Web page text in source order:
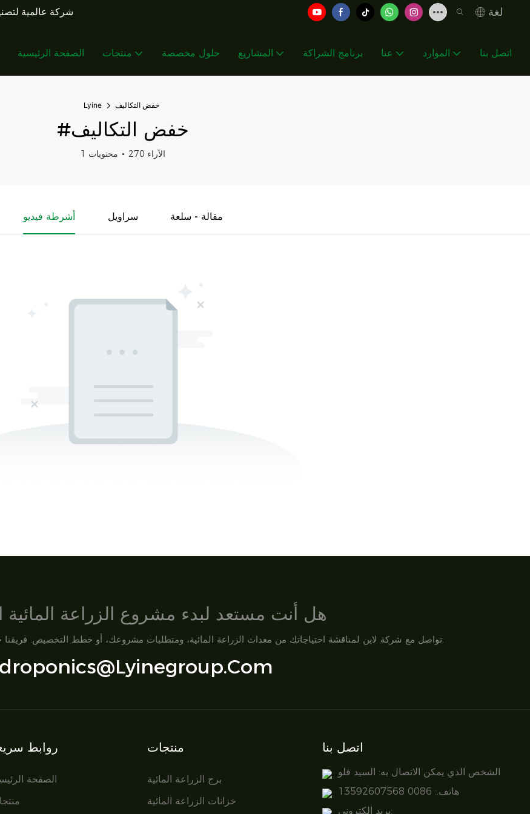
شركة عالمية لغة
الصفحة الرئيسية منتجات حلول مخصصة المشاريع برنامج الشراكة عنا الموارد اتصل بنا
Lyine خفض التكاليف
#خفض التكاليف
1 محتويات 270 الآراء
أشرطة فيديو سراويل مقالة - سلعة
هل أنت مستعد لبدء مشروع الزراعة
تواصل مع شركة لاين لمناقشة احتياجاتك من معدات الزراعة المائية، ومتطلبات مشروعك، أو خطط التخصيص. فريقنا جاهز لدعمك بحلول احترافية وخدمة سريعة الاستجابة.
روابط
الصفحة
منتجات
برج الزراعة المائية
خزانات الزراعة المائية
اتصل بنا
الشخص الذي يمكن الاتصال به: السيد فلو
هاتف.: 0086 13592607568
بريد إلكتروني: